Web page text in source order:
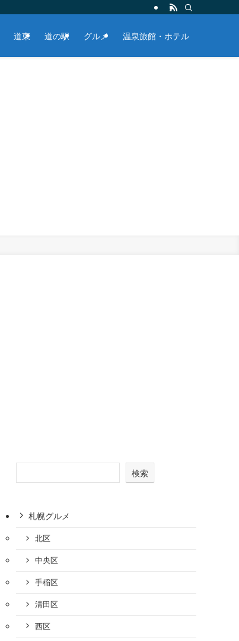
道東 道の駅 グルメ 温泉旅館・ホテル
検索
札幌グルメ
北区
中央区
手稲区
清田区
西区